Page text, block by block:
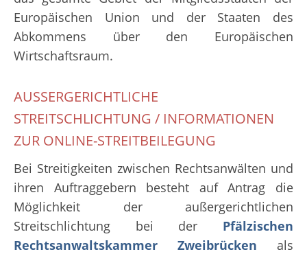
Europäischen Union und der Staaten des
Abkommens über den Europäischen
Wirtschaftsraum.
AUSSERGERICHTLICHE S
TREITSCHLICHTUNG / INFORMATIONEN Z
UR ONLINE-STREITBEILEGUNG
Bei Streitigkeiten zwischen Rechtsanwälten und
ihren Auftraggebern besteht auf Antrag die
Möglichkeit der außergerichtlichen
Streitschlichtung bei der Pfälzischen
Rechtsanwaltskammer Zweibrücken als